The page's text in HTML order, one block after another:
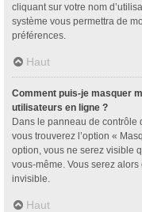
cliquant sur votre nom
système vous permettra de
préférences.
Haut
Comment puis-je masquer
utilisateurs en ligne ?
Dans le panneau de contrôle
vous trouverez l’option «
option, vous ne serez visible
vous-même. Vous serez
invisible.
Haut